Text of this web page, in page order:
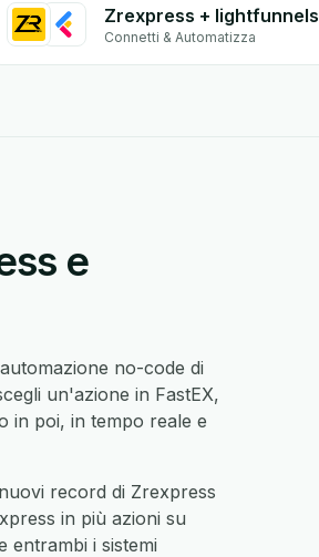
Zrexpress + lightfunnels
Connetti & Automatizza
e
no-code di
un'azione in FastEX,
in poi, in tempo reale e
record di Zrexpress
in più azioni su
entrambi i sistemi